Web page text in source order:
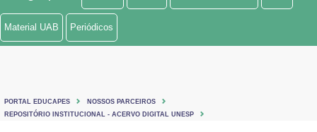
Ministério de Minas e Energia
Ministério do Turismo
Material UAB Periódicos
PORTAL EDUCAPES
NOSSOS PARCEIROS
REPOSITÓRIO INSTITUCIONAL - ACERVO DIGITAL UNESP